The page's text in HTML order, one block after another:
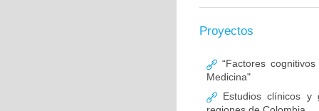
Proyectos
“Factores
Medicina"
Estudios clínicos y